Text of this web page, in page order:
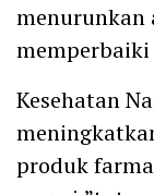
menurunkan
memperbaiki
Kesehatan
produk